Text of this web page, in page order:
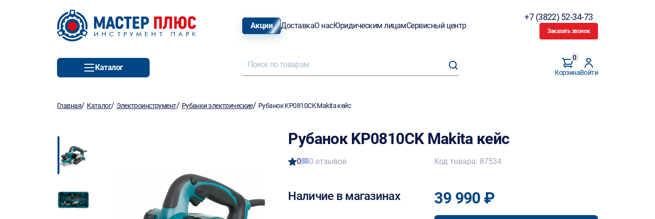
Акции ДоставкаО насЮридическим лицамСервисный центр
+7 (3822) 52-34-73
Заказать звонок
Каталог
Корзина
0
Войти
Главная/ Каталог/ Электроинструмент/ Рубанки электрические/ Рубанок KP0810CK Makita кейс
Рубанок KP0810CK Makita кейс
0 0 отзывов
Наличие в магазинах
Код товара: 87534
39 990 ₽